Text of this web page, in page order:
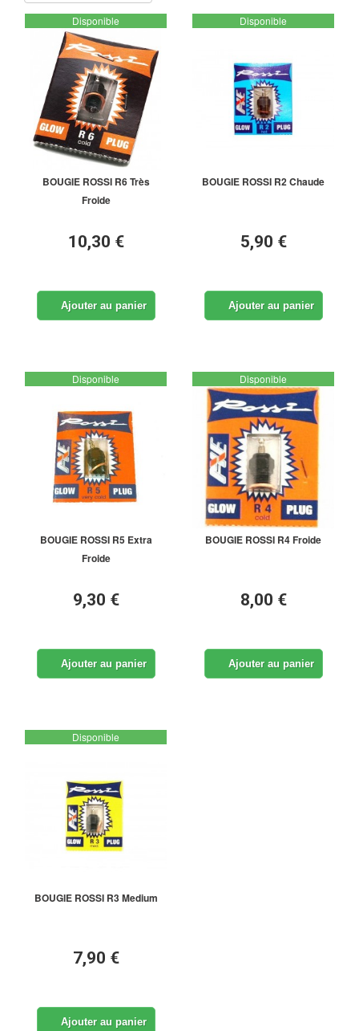
Disponible
BOUGIE ROSSI R6 Très
Froide
10,30 €
Ajouter au panier
Disponible
BOUGIE ROSSI R2 Chaude
5,90 €
Ajouter au panier
Disponible
BOUGIE ROSSI R5 Extra
Froide
9,30 €
Ajouter au panier
Disponible
BOUGIE ROSSI R4 Froide
8,00 €
Ajouter au panier
Disponible
BOUGIE ROSSI R3 Medium
7,90 €
Ajouter au panier